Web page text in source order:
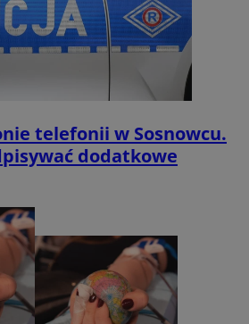
telefonii w Sosnowcu.
dodatkowe